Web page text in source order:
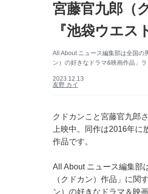
宮藤官九郎（
『池袋ウエス
All About ニュース編集部は全国の
ン）の好きなドラマ&映画作品」
2023.12.13
友野 カイ
クドカンこと宮藤官九郎
上映中。同作は2016年
作品です。
All About ニュース編集部
（クドカン）作品」に関
ン）の好きなドラマ＆映